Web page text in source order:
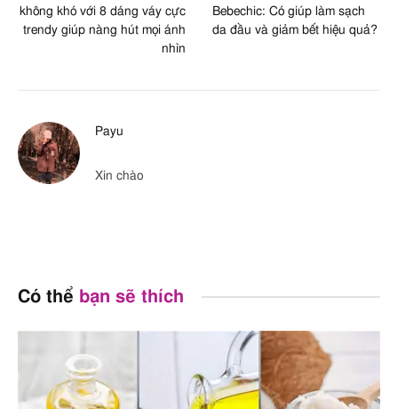
không khó với 8 dáng váy cực
trendy giúp nàng hút mọi ánh
nhìn
Bebechic: Có giúp làm sạch
da đầu và giảm bết hiệu quả?
Payu
Xin chào
Có thể bạn sẽ thích